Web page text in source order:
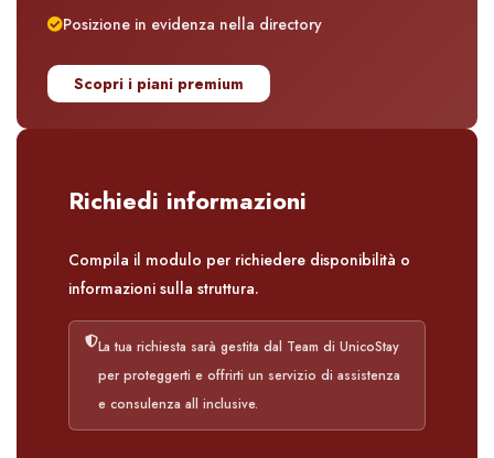
Posizione in evidenza nella directory
Scopri i piani premium
Richiedi informazioni
Compila il modulo per richiedere disponibilità o
informazioni sulla struttura.
La tua richiesta sarà gestita dal Team di UnicoStay
per proteggerti e offrirti un servizio di assistenza
e consulenza all inclusive.